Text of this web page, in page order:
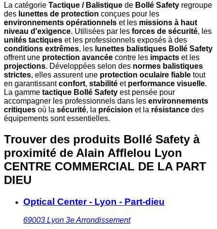
La catégorie Tactique / Balistique de Bollé Safety regroupe
des lunettes de protection conçues pour les
environnements opérationnels et les missions à haut
niveau d'exigence. Utilisées par les forces de sécurité, les
unités tactiques et les professionnels exposés à des
conditions extrêmes, les lunettes balistiques Bollé Safety
offrent une protection avancée contre les impacts et les
projections. Développées selon des normes balistiques
strictes, elles assurent une protection oculaire fiable tout
en garantissantconfort, stabilité et performance visuelle.
La gamme tactique Bollé Safety est pensée pour
accompagner les professionnels dans les environnements
critiques où la sécurité, la précision et la résistance des
équipements sont essentielles.
Trouver des produits Bollé Safety à
proximité de Alain Afflelou Lyon
CENTRE COMMERCIAL DE LA PART
DIEU
Optical Center - Lyon - Part-dieu
69003 Lyon 3e Arrondissement